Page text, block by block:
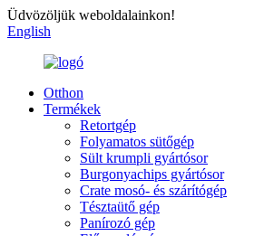
Üdvözöljük weboldalainkon!
English
Otthon
Termékek
Retortgép
Folyamatos sütőgép
Sült krumpli gyártósor
Burgonyachips gyártósor
Crate mosó- és szárítógép
Tésztaütő gép
Panírozó gép